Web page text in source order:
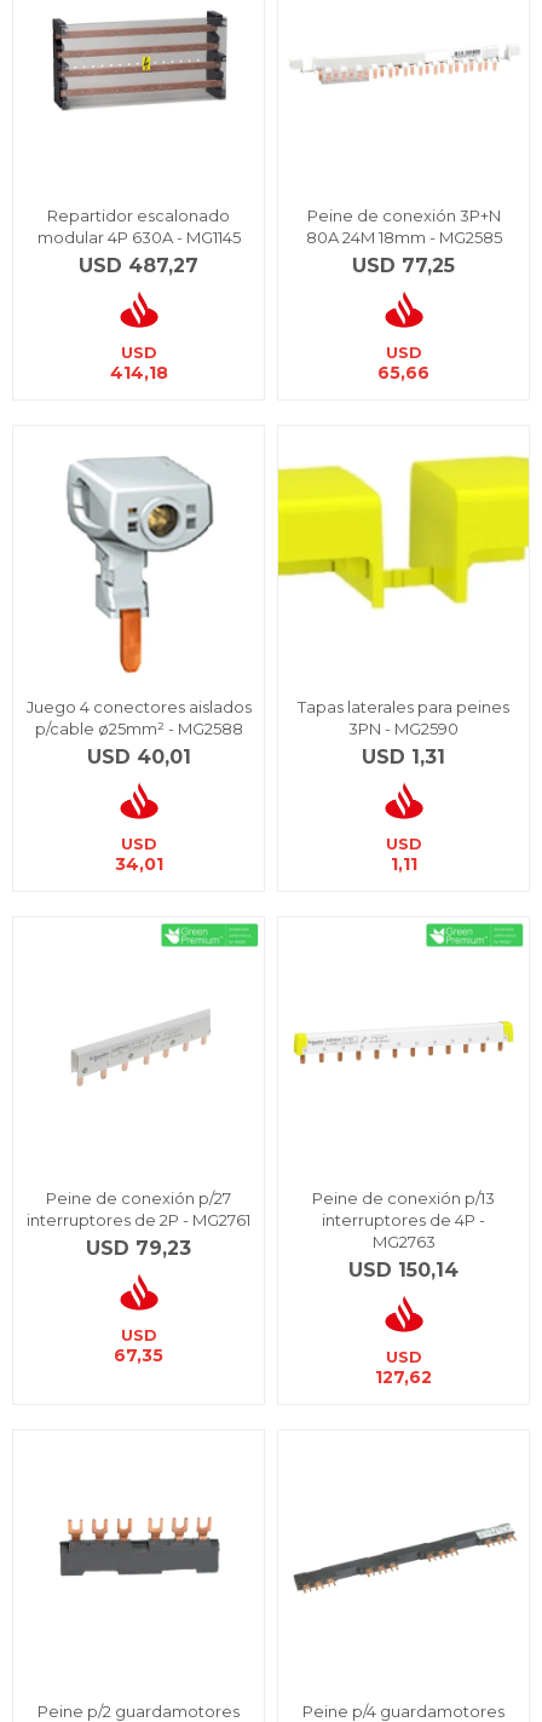
Repartidor escalonado
modular 4P 630A - MG1145
USD 487,27
USD
414,18
Peine de conexión 3P+N
80A 24M 18mm - MG2585
USD 77,25
USD
65,66
Juego 4 conectores aislados
p/cable ø25mm² - MG2588
USD 40,01
USD
34,01
Tapas laterales para peines
3PN - MG2590
USD 1,31
USD
1,11
Peine de conexión p/27
interruptores de 2P - MG2761
USD 79,23
USD
67,35
Peine de conexión p/13
interruptores de 4P -
MG2763
USD 150,14
USD
127,62
Peine p/2 guardamotores
Peine p/4 guardamotores